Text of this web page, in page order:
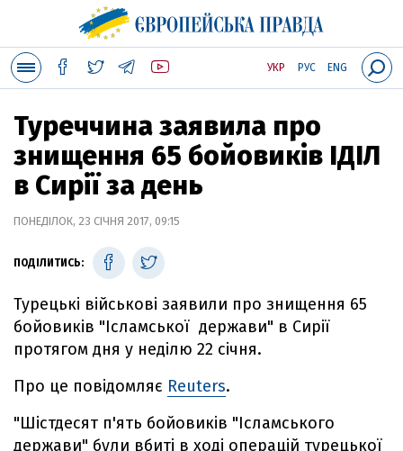
УКР РУС ENG
Туреччина заявила про
знищення 65 бойовиків ІДІЛ
в Сирії за день
ПОНЕДІЛОК, 23 СІЧНЯ 2017, 09:15
ПОДІЛИТИСЬ:
Турецькі військові заявили про знищення 65
бойовиків "Ісламської держави" в Сирії
протягом дня у неділю 22 січня.
Про це повідомляє Reuters.
"Шістдесят п'ять бойовиків "Ісламського
держави" були вбиті в ході операцій турецької